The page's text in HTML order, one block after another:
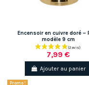
Encensoir en cuivre doré –
modèle 9 cm
7,99 €
Ajouter au panier
Promo !